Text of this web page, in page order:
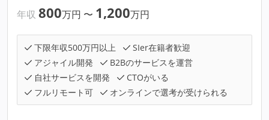
年収 800万円 〜 1,200万円
下限年収500万円以上
SIer在籍者歓迎
アジャイル開発
B2Bのサービスを運営
自社サービスを開発
CTOがいる
フルリモート可
オンラインで選考が受けられる